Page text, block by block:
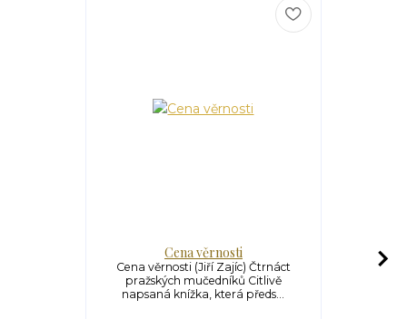
Cena věrnosti
Cena věrnosti (Jiří Zajíc) Čtrnáct
pražských mučedníků Citlivě
napsaná knížka, která předs...